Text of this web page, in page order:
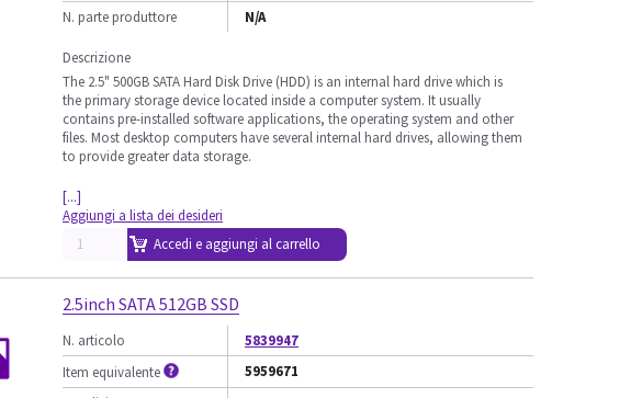
N. parte produttore
N/A
Descrizione
The 2.5" 500GB SATA Hard Disk Drive (HDD) is an internal hard drive which is
the primary storage device located inside a computer system. It usually
contains pre-installed software applications, the operating system and other
files. Most desktop computers have several internal hard drives, allowing them
to provide greater data storage.
[...]
Aggiungi a lista dei desideri
Accedi e aggiungi al carrello
2.5inch SATA 512GB SSD
N. articolo
5839947
Item equivalente
5959671